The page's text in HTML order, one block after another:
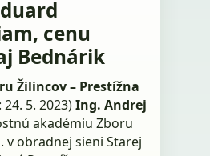
cenu
Bednárik
Žilincov – Prestížna
24. 5. 2023)Ing. Andrej
akadémiu Zboru
v obradnej sieni Starej